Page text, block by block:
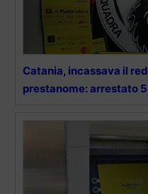
Catania, incassava il
prestanome: arrestato